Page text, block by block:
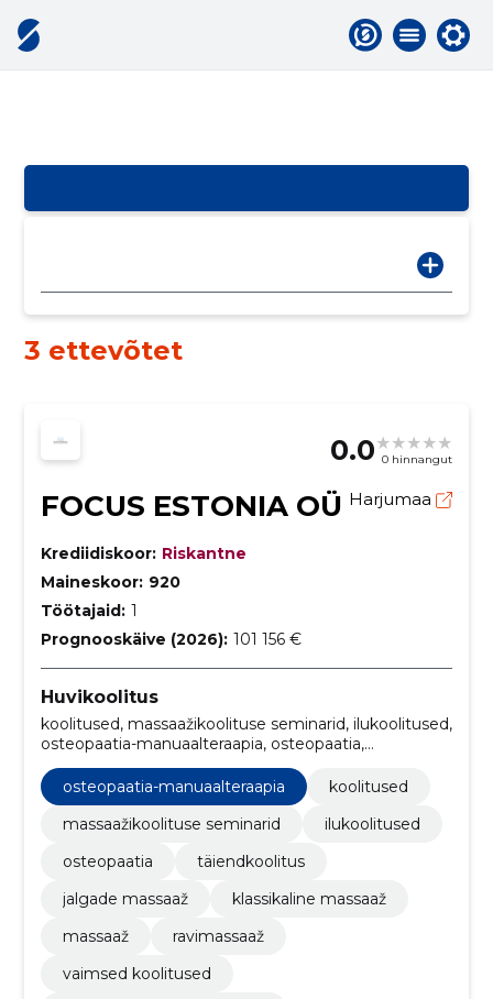
3 ettevõtet
0.0 0 hinnangut
FOCUS ESTONIA OÜ Harjumaa
Krediidiskoor: Riskantne
Maineskoor: 920
Töötajaid: 1
Prognooskäive (2026): 101 156 €
Huvikoolitus
koolitused, massaažikoolituse seminarid, ilukoolitused,
osteopaatia-manuaalteraapia, osteopaatia,
täiendkoolitus, jalgade massaaž, klassikaline massaaž,
massaaž, ravimassaaž
osteopaatia-manuaalteraapia
koolitused
massaažikoolituse seminarid
ilukoolitused
osteopaatia
täiendkoolitus
jalgade massaaž
klassikaline massaaž
massaaž
ravimassaaž
vaimsed koolitused